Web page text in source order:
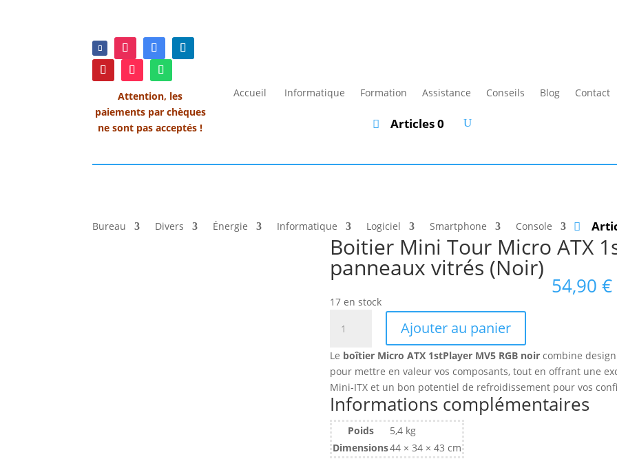
Attention, les
paiements par chèques
ne sont pas acceptés !
Accueil Informatique Formation Assistance Conseils Blog Contact
Articles 0
Bureau Divers Énergie Informatique Logiciel Smartphone Console
Boitier Mini Tour Micro ATX
panneaux vitrés (Noir)
54,90 €
17 en stock
Tour
Micro
ATX
1stPlayer
MV5
RGB
Ajouter au panier
Le boîtier Micro ATX 1stPlayer MV5 RGB noir combine
pour mettre en valeur vos composants, tout en offrant une
Mini‑ITX et un bon potentiel de refroidissement pour vos
Informations complémentaires
Poids
5,4 kg
Dimensions44 × 34 × 43 cm